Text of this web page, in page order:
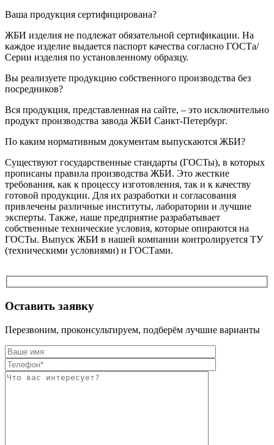
Ваша продукция сертифицирована?
ЖБИ изделия не подлежат обязательной сертификации. На
каждое изделие выдается паспорт качества согласно ГОСТа/
Серии изделия по установленному образцу.
Вы реализуете продукцию собственного производства без
посредников?
Вся продукция, представленная на сайте, – это исключительно
продукт производства завода ЖБИ Санкт-Петербург.
По каким нормативным документам выпускаются ЖБИ?
Существуют государственные стандарты (ГОСТы), в которых
прописаны правила производства ЖБИ. Это жесткие
требования, как к процессу изготовления, так и к качеству
готовой продукции. Для их разработки и согласования
привлечены различные институты, лаборатории и лучшие
эксперты. Также, наше предприятие разрабатывает
собственные технические условия, которые опираются на
ГОСТы. Выпуск ЖБИ в нашей компании контролируется ТУ
(техническими условиями) и ГОСТами.
Оставить заявку
Перезвоним, проконсультируем, подберём лучшие варианты